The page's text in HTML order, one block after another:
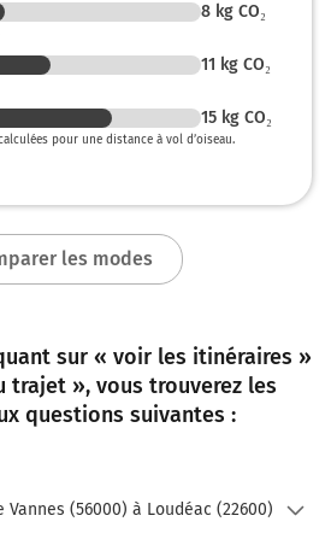
8 kg CO₂
11 kg CO₂
15 kg CO₂
pour une distance à vol d’oiseau.
les modes
sur « voir les itinéraires »
trajet », vous trouverez les
questions suivantes :
(56000) à Loudéac (22600)